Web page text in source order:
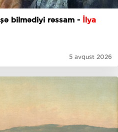
Ukrayna və Rusiyanın bölüşə bilmədiyi rəssam - İlya
5 avqust 2026